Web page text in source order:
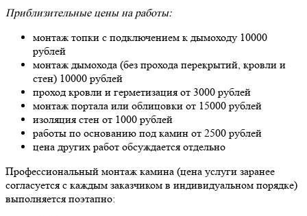
Приблизительные цены на работы:
монтаж топки с подключением к дымоходу 10000
рублей
монтаж дымохода (без прохода перекрытий, кровли и
стен) 10000 рублей
проход кровли и герметизация от 3000 рублей
монтаж портала или облицовки от 15000 рублей
изоляция стен от 1000 рублей
работы по основанию под камин от 2500 рублей
цена других работ обсуждается отдельно
Профессиональный монтаж камина (цена услуги заранее
согласуется с каждым заказчиком в индивидуальном порядке)
выполняется поэтапно: